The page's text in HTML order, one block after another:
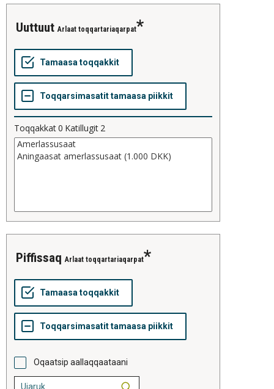
uuttuut Arlaat toqqartariaqarpat
Toqqakkat0 Katillugit 2
piffissaq Arlaat toqqartariaqarpat
Oqaatsip aallaqqaataani